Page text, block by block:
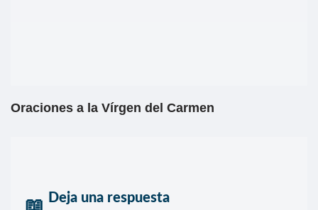
Oraciones a la Vírgen del Carmen
Deja una respuesta